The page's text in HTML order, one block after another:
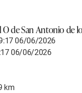
O de San Antonio de
06/06/2026
06/06/2026
km